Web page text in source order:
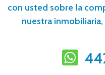
con usted sobre la
nuestra